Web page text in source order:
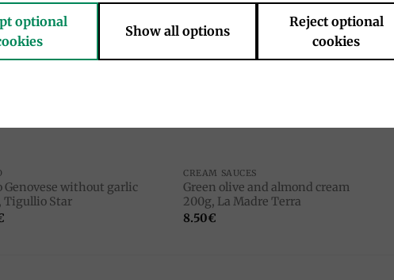
Add to
Genovese without garlic
Tigullio Star
Add to
CREAM SAUCES
Green olive and almond cream
200g, La Madre Terra
8.50€
optional
Show all options
Reject optional
cookies